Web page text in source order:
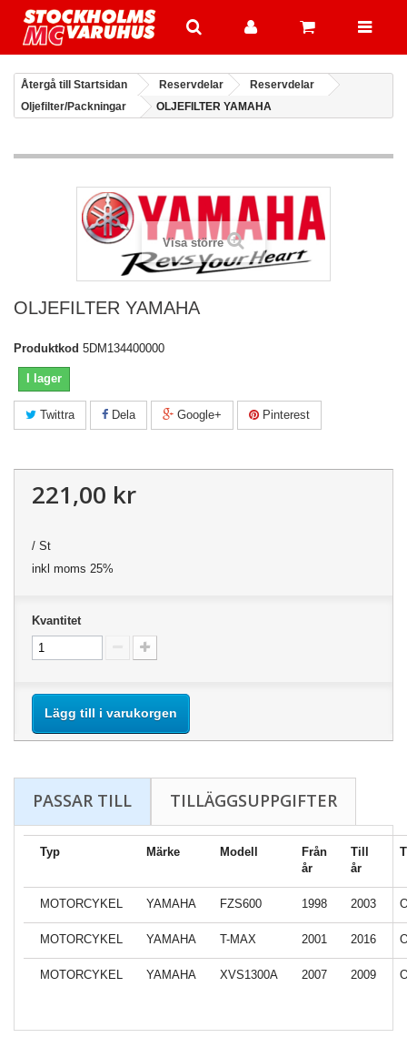
Återgå till Startsidan Reservdelar
Reservdelar
Oljefilter/Packningar
OLJEFILTER YAMAHA
Visa större
OLJEFILTER YAMAHA
Produktkod 5DM134400000
I lager
Twittra Dela Google+ Pinterest
221,00 kr
/ St
inkl moms 25%
Kvantitet
Lägg till i varukorgen
PASSAR TILL TILLÄGGSUPPGIFTER
Typ Märke Modell
Från
år
Till
år
MOTORCYKEL YAMAHA FZS600 1998 2003
MOTORCYKEL YAMAHA T-MAX 2001 2016
MOTORCYKEL YAMAHA XVS1300A 2007 2009